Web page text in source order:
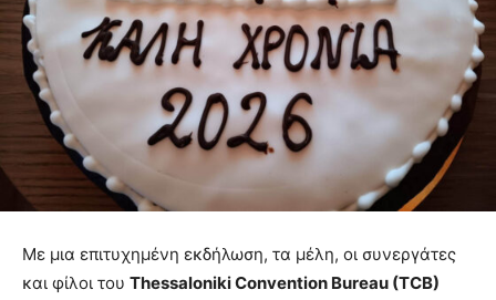
Με μια επιτυχημένη εκδήλωση, τα μέλη, οι συνεργάτες
και φίλοι του ThessalonikiConvention Bureau (TCB)